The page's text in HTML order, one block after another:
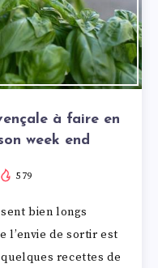
à faire en
week end
579
bien longs
l’envie de sortir est
recettes de